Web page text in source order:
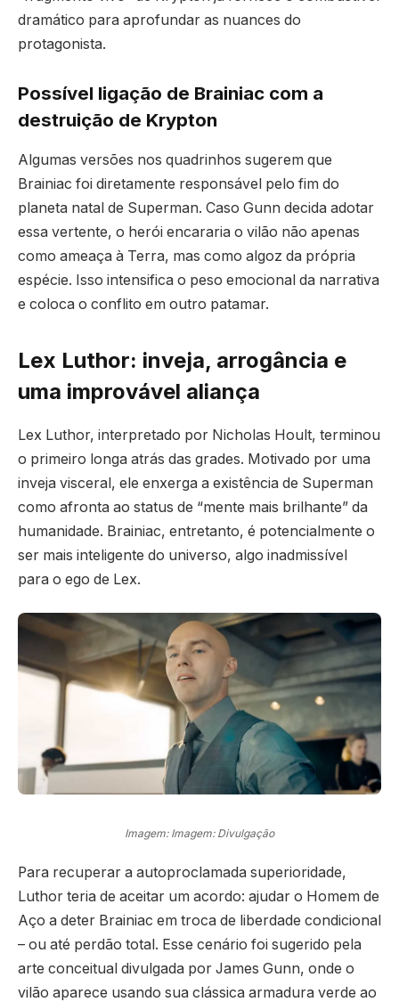
dramático para aprofundar as nuances do
protagonista.
Possível ligação de Brainiac com a
destruição de Krypton
Algumas versões nos quadrinhos sugerem que
Brainiac foi diretamente responsável pelo fim do
planeta natal de Superman. Caso Gunn decida adotar
essa vertente, o herói encararia o vilão não apenas
como ameaça à Terra, mas como algoz da própria
espécie. Isso intensifica o peso emocional da narrativa
e coloca o conflito em outro patamar.
Lex Luthor: inveja, arrogância e
uma improvável aliança
Lex Luthor, interpretado por Nicholas Hoult, terminou
o primeiro longa atrás das grades. Motivado por uma
inveja visceral, ele enxerga a existência de Superman
como afronta ao status de “mente mais brilhante” da
humanidade. Brainiac, entretanto, é potencialmente o
ser mais inteligente do universo, algo inadmissível
para o ego de Lex.
Imagem: Imagem: Divulgação
Para recuperar a autoproclamada superioridade,
Luthor teria de aceitar um acordo: ajudar o Homem de
Aço a deter Brainiac em troca de liberdade condicional
– ou até perdão total. Esse cenário foi sugerido pela
arte conceitual divulgada por James Gunn, onde o
vilão aparece usando sua clássica armadura verde ao